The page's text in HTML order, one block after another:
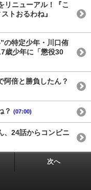
リニューアル！『こ
トおるわね』
の特定少年・川口侑
歳少年に「懲役30
阿倍と勝負したん？
？ (07:00)
、24話からコンビニ
次へ